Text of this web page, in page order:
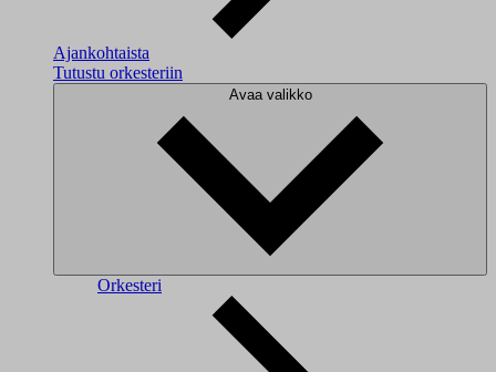
Ajankohtaista
Tutustu orkesteriin
Avaa valikko
Orkesteri